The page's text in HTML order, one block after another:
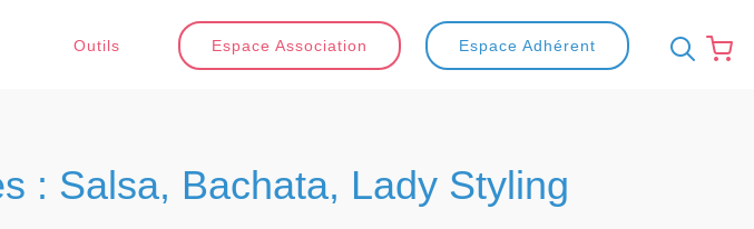
Outils Espace Association Espace Adhérent
: Salsa, Bachata, Lady Styling